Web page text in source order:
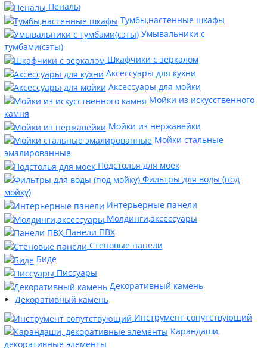
Пеналы
Тумбы,настенные шкафы
Умывальники с
тумбами(сэты)
Шкафчики с зеркалом
Аксессуары для кухни
Аксессуары для мойки
Мойки из искусственного
камня
Мойки из нержавейки
Мойки стальные
эмалированные
Подстолья для моек
Фильтры для воды (под
мойку)
Интерьерные панели
Молдинги,аксессуары
Панели ПВХ
Стеновые панели
Биде
Писсуары
Декоративный камень
Декоративный камень
Инструмент сопутствующий
Карандаши,
декоративные элементы